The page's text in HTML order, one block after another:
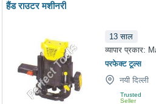
हैंड राउटर मशीनरी
13 साल
व्यापार प्रकार:
परफेक्ट टूल्स
नयी दिल्ली
Trusted
Seller